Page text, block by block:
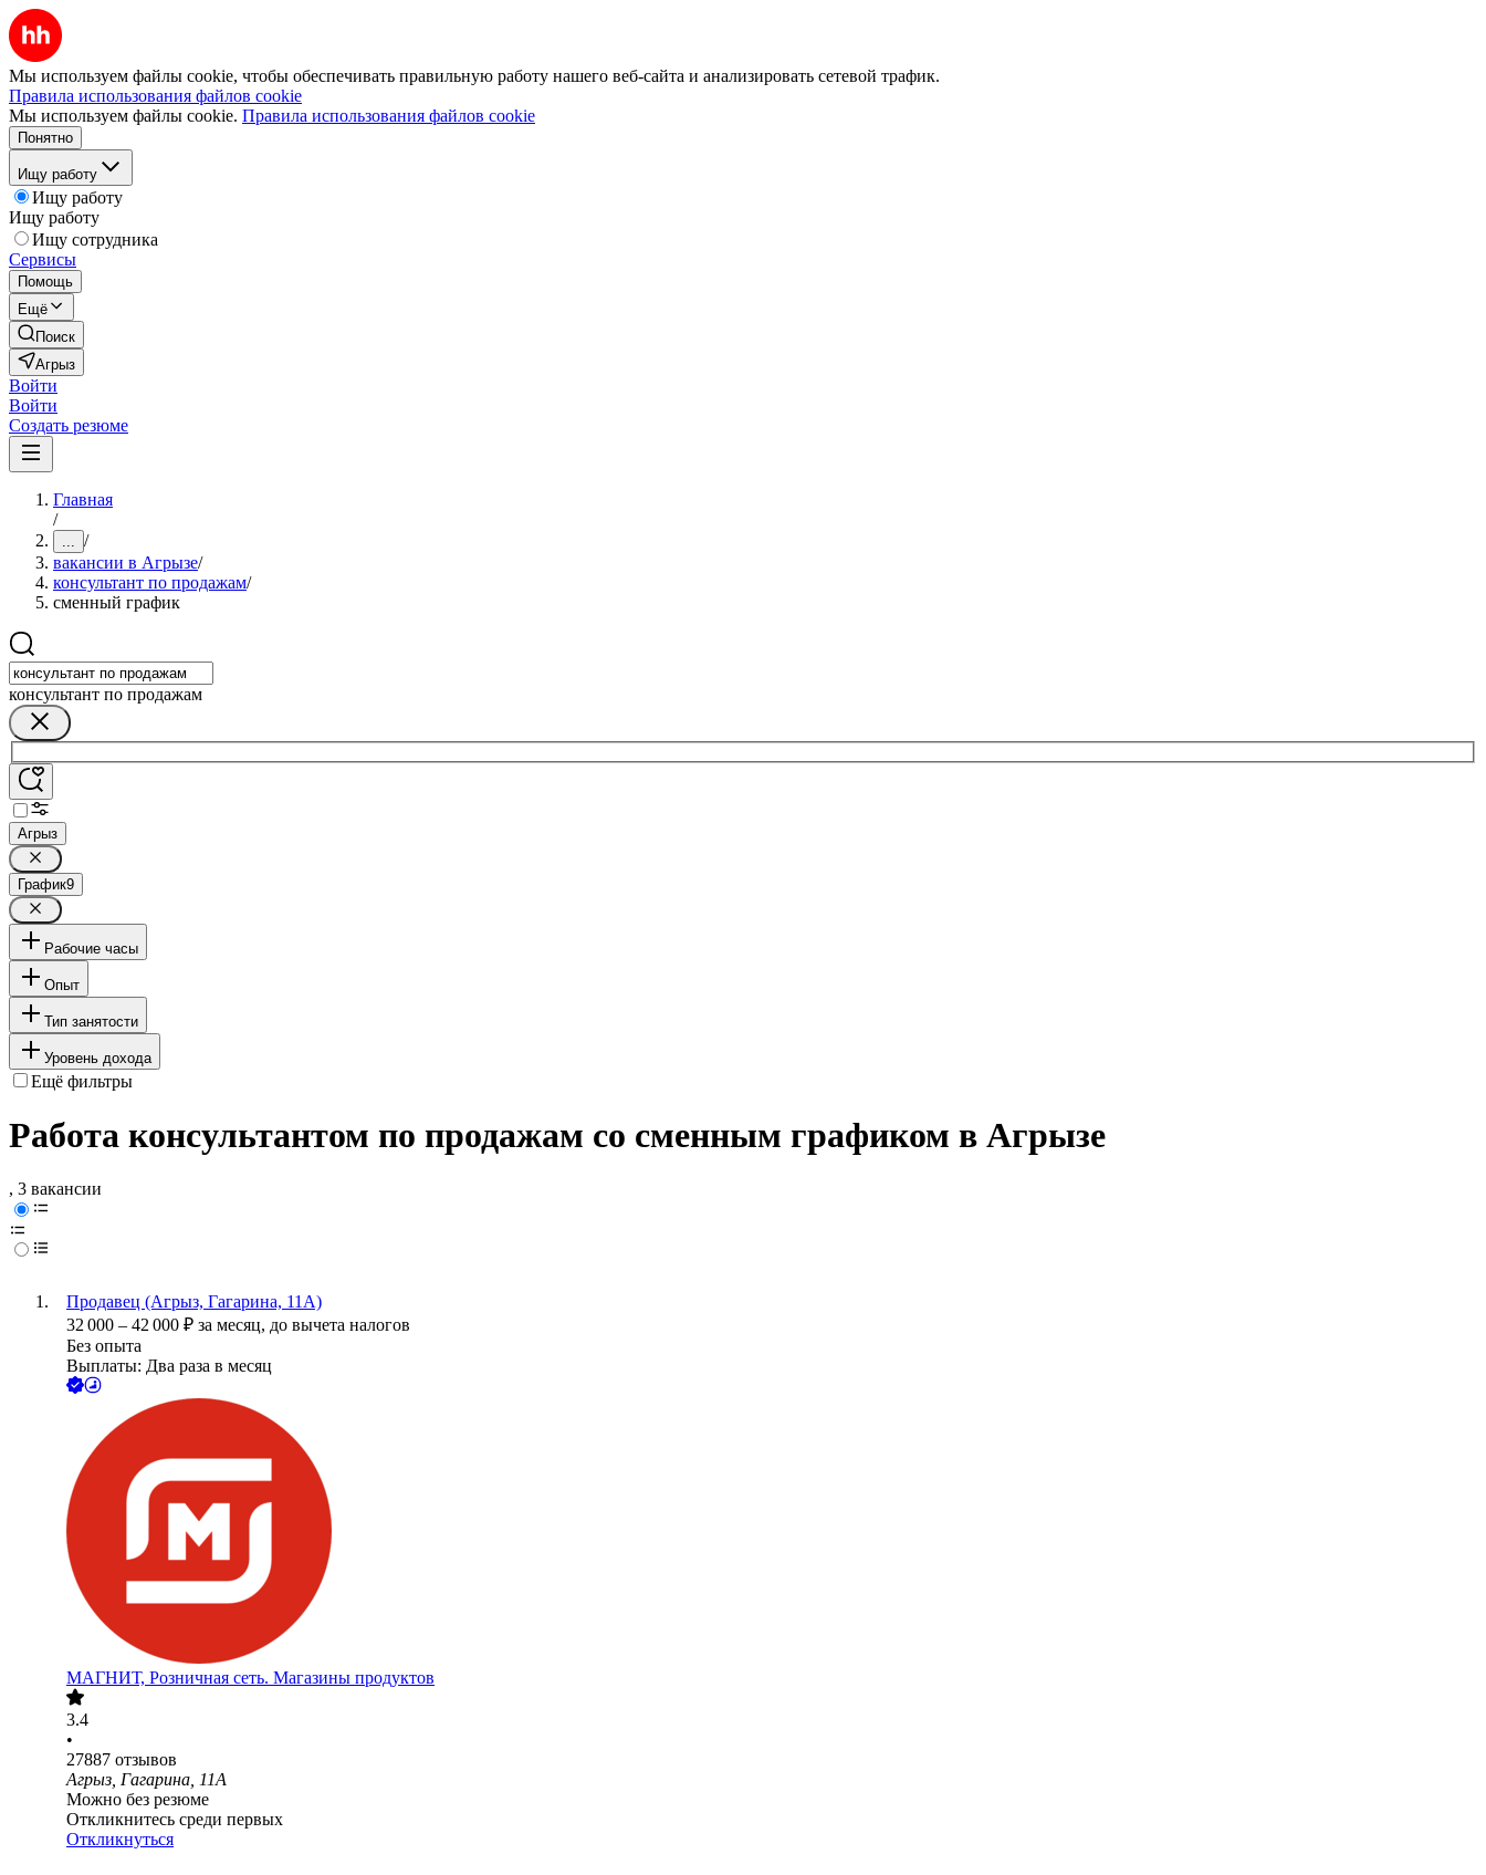
Мы используем файлы cookie, чтобы обеспечивать правильную работу нашего веб-сайта и анализировать сетевой трафик.
Правила использования файлов cookie
Мы используем файлы cookie. Правила использования файлов cookie
Понятно
Ищу работу
Ищу работу
Ищу работу
Ищу сотрудника
Сервисы
Помощь
Ещё
Поиск
Агрыз
Войти
Войти
Создать резюме
Главная
/
... /
вакансии в Агрызе/
консультант по продажам/
сменный график
консультант по продажам
Агрыз
График9
Рабочие часы
Опыт
Тип занятости
Уровень дохода
Ещё фильтры
Работа консультантом по продажам со сменным графиком в Агрызе
, 3 вакансии
Продавец (Агрыз, Гагарина, 11А)
32 000 – 42 000 ₽ за месяц, до вычета налогов
Без опыта
Выплаты: Два раза в месяц
МАГНИТ, Розничная сеть. Магазины продуктов
3.4
•
27887 отзывов
Агрыз, Гагарина, 11А
Можно без резюме
Откликнитесь среди первых
Откликнуться